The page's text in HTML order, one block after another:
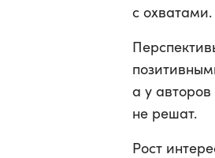
с охватами.
а у
не решат.
Рост